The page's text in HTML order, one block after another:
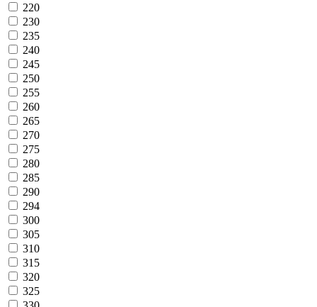
220
230
235
240
245
250
255
260
265
270
275
280
285
290
294
300
305
310
315
320
325